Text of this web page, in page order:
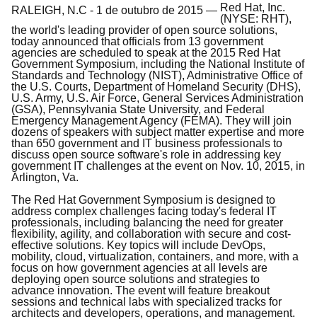
RALEIGH, N.C - 1 de outubro de 2015 — Red Hat, Inc.
(NYSE: RHT),
the world's leading provider of open source solutions,
today announced that officials from 13 government
agencies are scheduled to speak at the 2015 Red Hat
Government Symposium, including the National Institute of
Standards and Technology (NIST), Administrative Office of
the U.S. Courts, Department of Homeland Security (DHS),
U.S. Army, U.S. Air Force, General Services Administration
(GSA), Pennsylvania State University, and Federal
Emergency Management Agency (FEMA). They will join
dozens of speakers with subject matter expertise and more
than 650 government and IT business professionals to
discuss open source software's role in addressing key
government IT challenges at the event on Nov. 10, 2015, in
Arlington, Va.
The Red Hat Government Symposium is designed to
address complex challenges facing today's federal IT
professionals, including balancing the need for greater
flexibility, agility, and collaboration with secure and cost-
effective solutions. Key topics will include DevOps,
mobility, cloud, virtualization, containers, and more, with a
focus on how government agencies at all levels are
deploying open source solutions and strategies to
advance innovation. The event will feature breakout
sessions and technical labs with specialized tracks for
architects and developers, operations, and management.